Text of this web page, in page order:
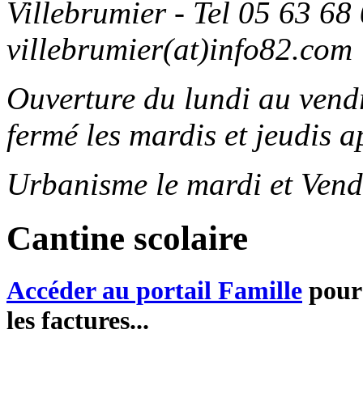
Villebrumier - Tel 05 63
villebrumier(at)info82.com
Ouverture du lundi au
fermé les mardis et jeudis
Urbanisme le mardi et
Cantine scolaire
Accéder au portail Famille
les factures...